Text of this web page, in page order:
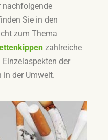
nachfolgende
Sie in den
zum Thema
zahlreiche
der
der Umwelt.